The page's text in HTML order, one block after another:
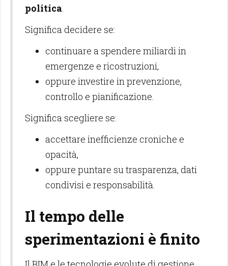
politica.
Significa decidere se:
continuare a spendere miliardi in
emergenze e ricostruzioni,
oppure investire in prevenzione,
controllo e pianificazione.
Significa scegliere se:
accettare inefficienze croniche e
opacità,
oppure puntare su trasparenza, dati
condivisi e responsabilità.
Il tempo delle
sperimentazioni è finito